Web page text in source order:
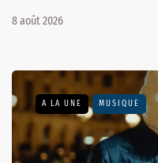
8 août 2026
A LA UNE MUSIQUE